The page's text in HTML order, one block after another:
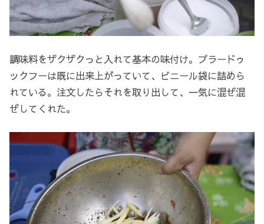
調味料をザクザクっと入れて基本の味付け。プラードゥ
ックフーは既に出来上がっていて、ビニール袋に詰めら
れている。注文したらそれを取り出して、一気に混ぜ混
ぜしてくれた。